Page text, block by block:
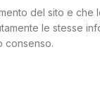
del sito e
le stesse
consenso.